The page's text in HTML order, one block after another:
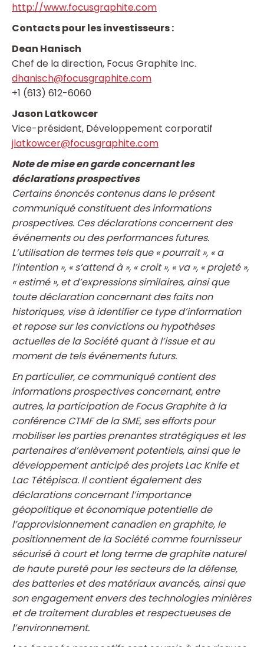
http://www.focusgraphite.com
Contacts pour les investisseurs :
Dean Hanisch
Chef de la direction, Focus Graphite Inc.
dhanisch@focusgraphite.com
+1 (613) 612-6060
Jason Latkowcer
Vice-président, Développement corporatif
jlatkowcer@focusgraphite.com
Note de mise en garde concernant les
déclarations prospectives
Certains énoncés contenus dans le présent
communiqué constituent des informations
prospectives. Ces déclarations concernent des
événements ou des performances futures.
L’utilisation de termes tels que « pourrait », « a
l’intention », « s’attend à », « croit », « va », « projeté »,
« estimé », et d’expressions similaires, ainsi que
toute déclaration concernant des faits non
historiques, vise à identifier ce type d’information
et repose sur les convictions ou hypothèses
actuelles de la Société quant à l’issue et au
moment de tels événements futurs.
En particulier, ce communiqué contient des
informations prospectives concernant, entre
autres, la participation de Focus Graphite à la
conférence CTMF de la SME, ses efforts pour
mobiliser les parties prenantes stratégiques et les
partenaires d’enlèvement potentiels, ainsi que le
développement anticipé des projets Lac Knife et
Lac Tétépisca. Il contient également des
déclarations concernant l’importance
géopolitique et économique potentielle de
l’approvisionnement canadien en graphite, le
positionnement de la Société comme fournisseur
sécurisé à court et long terme de graphite naturel
de haute pureté pour les secteurs de la défense,
des batteries et des matériaux avancés, ainsi que
son engagement envers des technologies minières
et de traitement durables et respectueuses de
l’environnement.